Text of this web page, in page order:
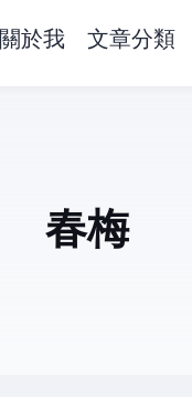
關於我 文章分類
春梅